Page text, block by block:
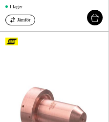
I lager
Jämför